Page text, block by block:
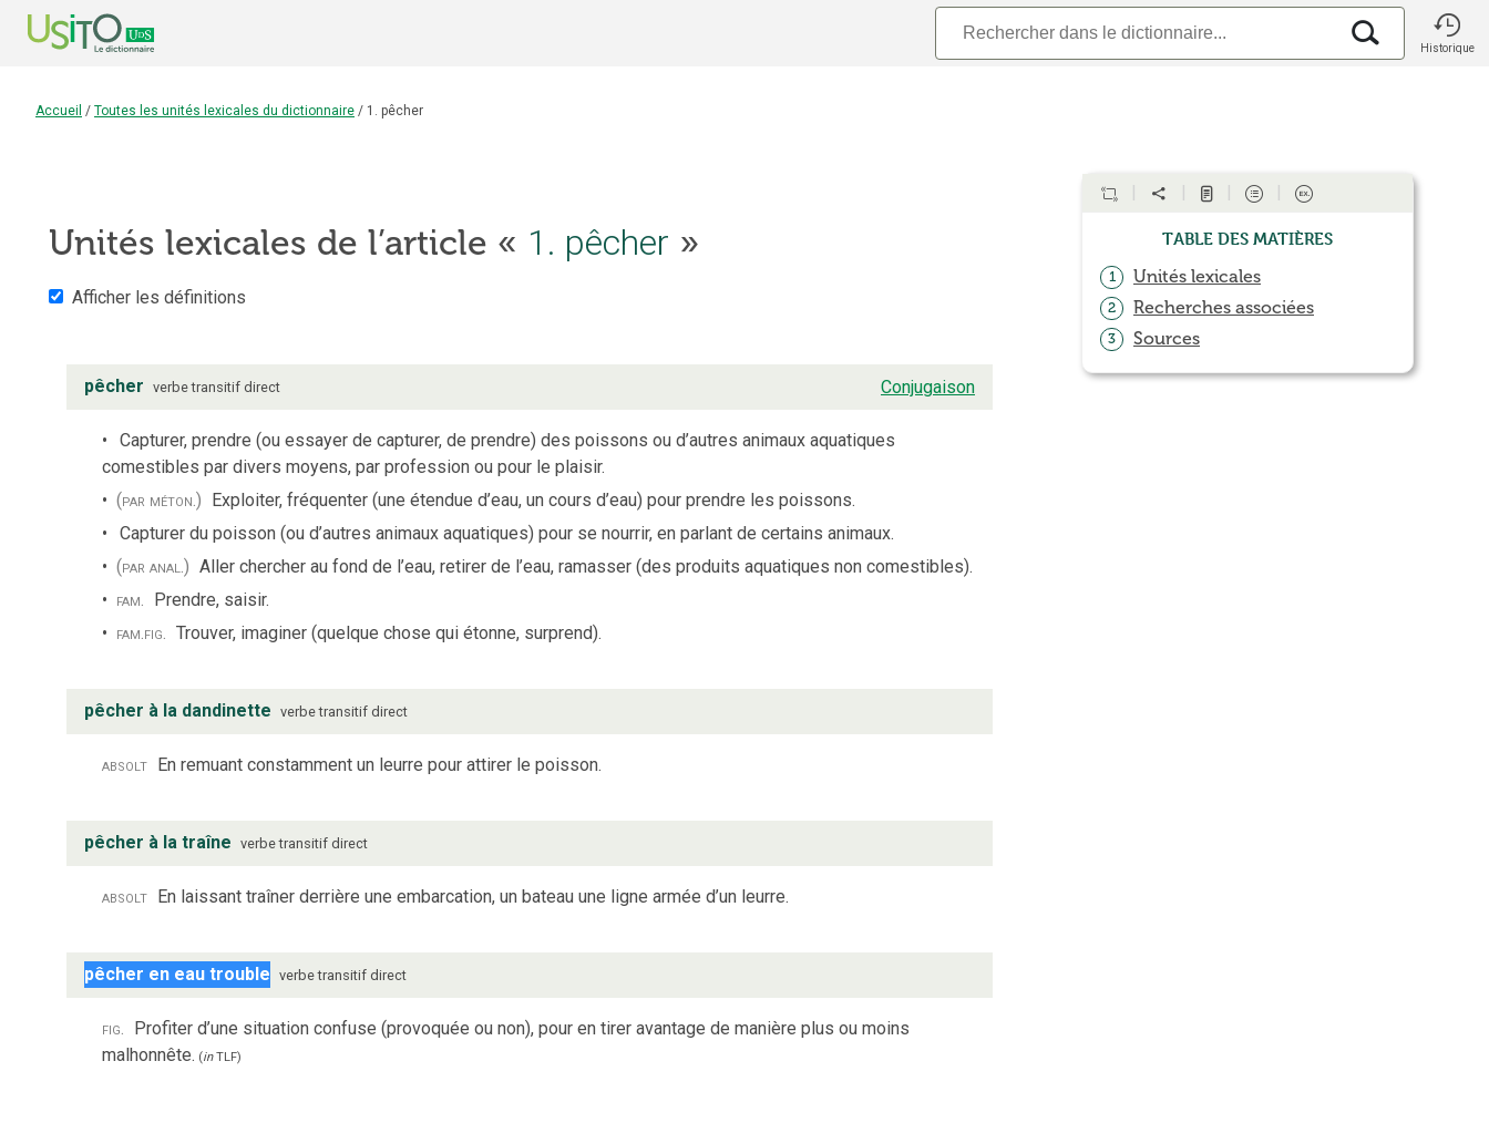
Historique
Accueil / Toutes les unités lexicales du dictionnaire / 1. pêcher
Unités lexicales de l’article « 1. pêcher »
Afficher les définitions
pêcher verbe transitif direct Conjugaison
Capturer, prendre (ou essayer de capturer, de prendre) des poissons ou d’autres animaux aquatiques
comestibles par divers moyens, par profession ou pour le plaisir.
(par méton.) Exploiter, fréquenter (une étendue d’eau, un cours d’eau) pour prendre les poissons.
Capturer du poisson (ou d’autres animaux aquatiques) pour se nourrir, en parlant de certains animaux.
(par anal.) Aller chercher au fond de l’eau, retirer de l’eau, ramasser (des produits aquatiques non comestibles).
fam. Prendre, saisir.
fam.fig. Trouver, imaginer (quelque chose qui étonne, surprend).
pêcher à la dandinette verbe transitif direct
absolt En remuant constamment un leurre pour attirer le poisson.
pêcher à la traîne verbe transitif direct
absolt En laissant traîner derrière une embarcation, un bateau une ligne armée d’un leurre.
pêcher en eau trouble verbe transitif direct
fig. Profiter d’une situation confuse (provoquée ou non), pour en tirer avantage de manière plus ou moins
malhonnête. (inTLF)
Table des matières
1 Unités lexicales
2 Recherches associées
3 Sources